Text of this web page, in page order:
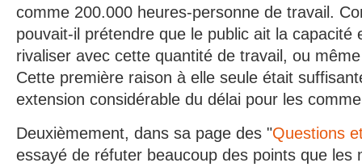
comme 200.000 heures-personne de travail.
pouvait-il prétendre que le public ait la capacité
rivaliser avec cette quantité de travail, ou
Cette première raison à elle seule était
extension considérable du délai pour les
Deuxièmement, dans sa page des "Questions
essayé de réfuter beaucoup des points que les